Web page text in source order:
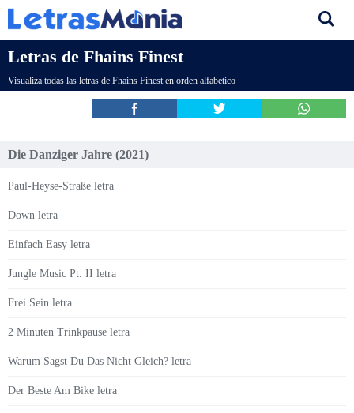
Letras de Fhains Finest
Visualiza todas las letras de Fhains Finest en orden alfabetico
Die Danziger Jahre (2021)
Paul-Heyse-Straße letra
Down letra
Einfach Easy letra
Jungle Music Pt. II letra
Frei Sein letra
2 Minuten Trinkpause letra
Warum Sagst Du Das Nicht Gleich? letra
Der Beste Am Bike letra